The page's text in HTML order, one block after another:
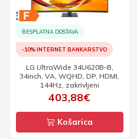
BESPLATNA DOSTAVA
-10% INTERNET BANKARSTVO
LG UltraWide 34U620B-B,
34inch, VA, WQHD, DP, HDMI,
144Hz, zakrivljeni
403,88€
Košarica